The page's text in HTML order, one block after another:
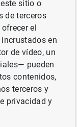
informar
con motivo de
sitio o
de terceros
el
en
de vídeo, un
pueden
contenidos,
terceros y
privacidad y